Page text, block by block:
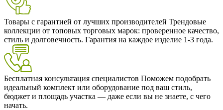
Товары с гарантией от лучших производителей Трендовые
коллекции от топовых торговых марок: проверенное качество,
стиль и долговечность. Гарантия на каждое изделие 1-3 года.
Бесплатная консультация специалистов Поможем подобрать
идеальный комплект или оборудование под ваш стиль,
бюджет и площадь участка — даже если вы не знаете, с чего
начать.